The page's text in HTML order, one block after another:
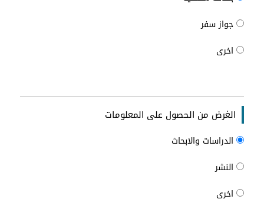
جواز سفر
اخرى
الغرض من الحصول على المعلومات
الدراسات والابحاث
النشر
اخرى